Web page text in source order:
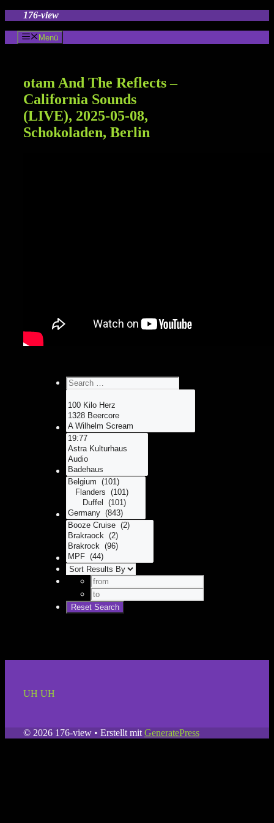
springen
176-view
Menü
otam And The Reflects –
California Sounds
(LIVE), 2025-05-08,
Schokoladen, Berlin
UH UH
© 2026 176-view • Erstellt mit GeneratePress